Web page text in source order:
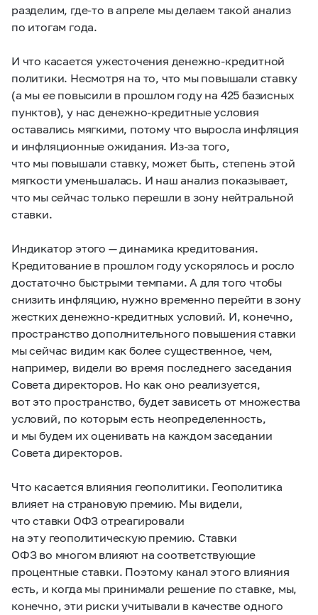
разделим, где-то в апреле мы делаем такой анализ
по итогам года.
И что касается ужесточения денежно-кредитной
политики. Несмотря на то, что мы повышали ставку
(а мы ее повысили в прошлом году на 425 базисных
пунктов), у нас денежно-кредитные условия
оставались мягкими, потому что выросла инфляция
и инфляционные ожидания. Из-за того,
что мы повышали ставку, может быть, степень этой
мягкости уменьшалась. И наш анализ показывает,
что мы сейчас только перешли в зону нейтральной
ставки.
Индикатор этого — динамика кредитования.
Кредитование в прошлом году ускорялось и росло
достаточно быстрыми темпами. А для того чтобы
снизить инфляцию, нужно временно перейти в зону
жестких денежно-кредитных условий. И, конечно,
пространство дополнительного повышения ставки
мы сейчас видим как более существенное, чем,
например, видели во время последнего заседания
Совета директоров. Но как оно реализуется,
вот это пространство, будет зависеть от множества
условий, по которым есть неопределенность,
и мы будем их оценивать на каждом заседании
Совета директоров.
Что касается влияния геополитики. Геополитика
влияет на страновую премию. Мы видели,
что ставки ОФЗ отреагировали
на эту геополитическую премию. Ставки
ОФЗ во многом влияют на соответствующие
процентные ставки. Поэтому канал этого влияния
есть, и когда мы принимали решение по ставке, мы,
конечно, эти риски учитывали в качестве одного